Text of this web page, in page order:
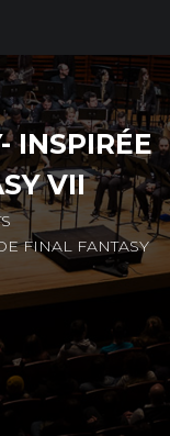
INSPIRÉE
VII
FINAL FANTASY